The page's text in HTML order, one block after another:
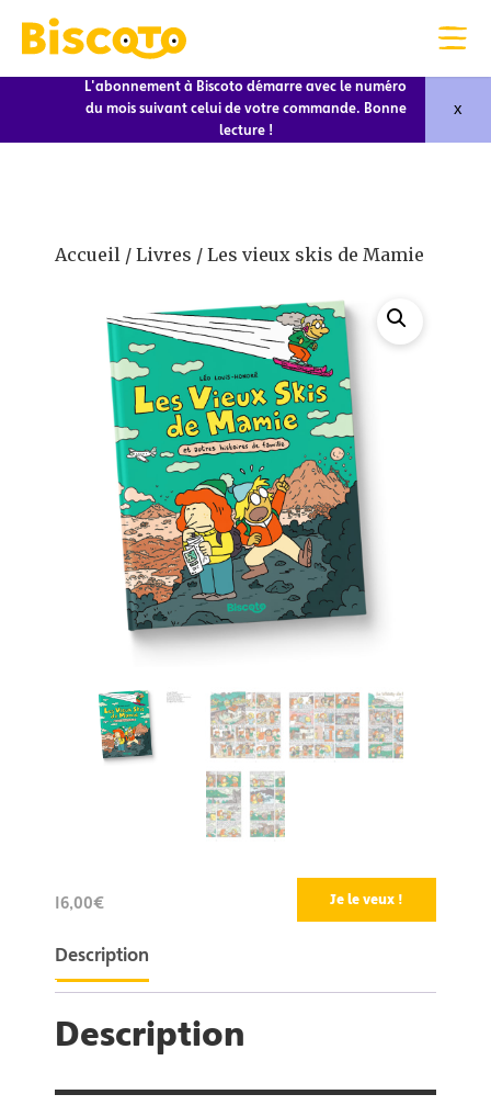
L'abonnement à Biscoto démarre avec le numéro
du mois suivant celui de votre commande. Bonne
lecture !
x
Accueil / Livres / Les vieux skis de Mamie
16,00€ Je le veux !
Description
Description